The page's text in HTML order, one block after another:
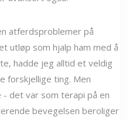
atferdsproblemer på
utløp som hjalp ham med å
hadde jeg alltid et veldig
forskjellige ting. Men
- det var som terapi på en
bevegelsen beroliger